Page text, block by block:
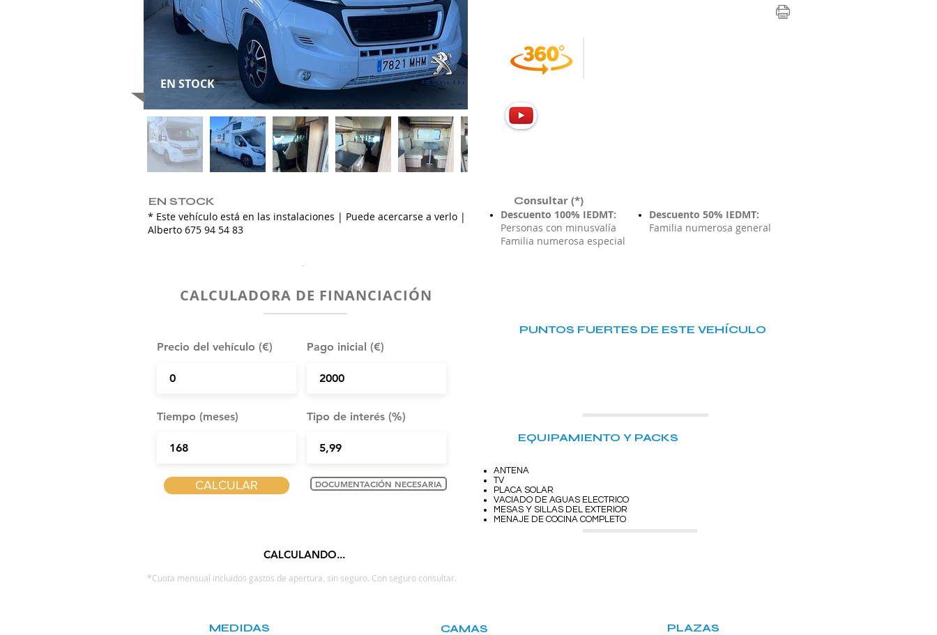
EN STOCK
EN STOCK
* Este vehículo está en las instalaciones | Puede acercarse a verlo |
Alberto 675 94 54 83
Consultar (*)
Descuento 100% IEDMT:
Personas con minusvalía
Familia numerosa especial
Descuento 50% IEDMT:
Familia numerosa general
.
CALCULADORA DE FINANCIACIÓN
Precio del vehículo (€) Pago inicial (€)
Tiempo (meses) Tipo de interés (%)
CALCULAR DOCUMENTACIÓN NECESARIA
CALCULANDO...
*Cuota mensual incluidos gastos de apertura, sin seguro. Con seguro consultar.
PUNTOS FUERTES DE ESTE VEHÍCULO
EQUIPAMIENTO Y PACKS
ANTENA
TV
PLACA SOLAR
VACIADO DE AGUAS ELECTRICO
MESAS Y SILLAS DEL EXTERIOR
MENAJE DE COCINA COMPLETO
MEDIDAS CAMAS PLAZAS